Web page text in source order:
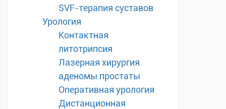
SVF-терапия суставов
Урология
Контактная
литотрипсия
Лазерная хирургия
аденомы простаты
Оперативная урология
Дистанционная